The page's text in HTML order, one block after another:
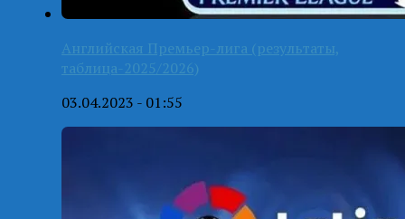
Английская Премьер-лига (результаты,
таблица-2025/2026)
03.04.2023 - 01:55